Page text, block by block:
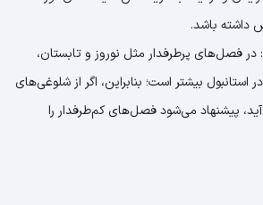
داشته باشد.
: در فصل‌های پرطرفدار مثل نوروز و تابستان،
استانبول بیشتر است؛ بنابراین، اگر از شلوغی‌های
پیشنهاد می‌شود فصل‌های کم‌طرفدار را